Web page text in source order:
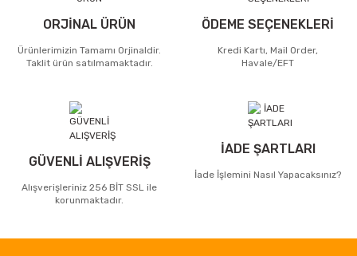
ORJİNAL ÜRÜN
Ürünlerimizin Tamamı Orjinaldir.
Taklit ürün satılmamaktadır.
ÖDEME SEÇENEKLERİ
Kredi Kartı, Mail Order,
Havale/EFT
GÜVENLİ ALIŞVERİŞ
Alışverişleriniz 256 BİT SSL ile
korunmaktadır.
İADE ŞARTLARI
İade İşlemini Nasıl Yapacaksınız?